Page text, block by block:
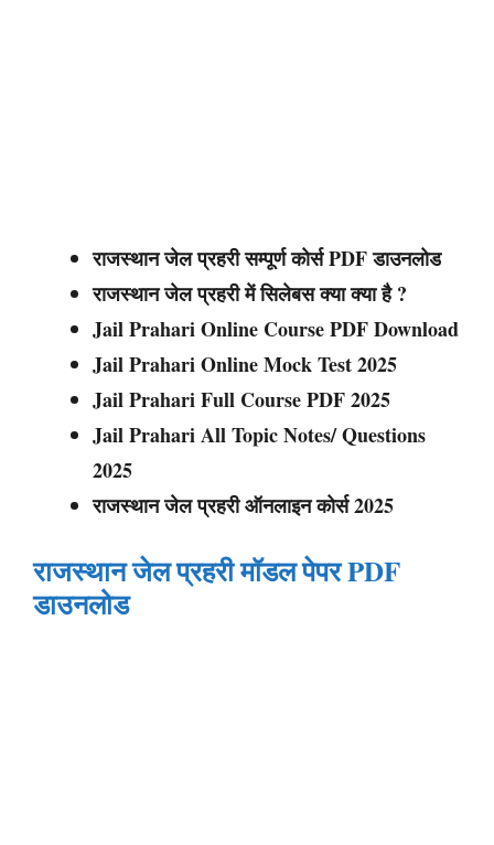
राजस्थान जेल प्रहरी सम्पूर्ण कोर्स PDF डाउनलोड
राजस्थान जेल प्रहरी में सिलेबस क्या क्या है ?
Jail Prahari Online Course PDF Download
Jail Prahari Online Mock Test 2025
Jail Prahari Full Course PDF 2025
Jail Prahari All Topic Notes/ Questions
2025
राजस्थान जेल प्रहरी ऑनलाइन कोर्स 2025
राजस्थान जेल प्रहरी मॉडल पेपर PDF
डाउनलोड